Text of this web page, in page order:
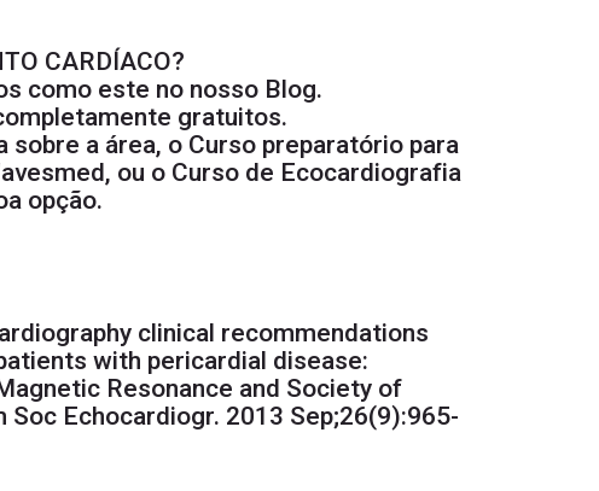
CARDÍACO?
como este no nosso Blog.
gratuitos.
sobre a área, o Curso preparatório para
ou o Curso de Ecocardiografia
opção.
clinical recommendations
with pericardial disease:
Resonance and Society of
Echocardiogr. 2013 Sep;26(9):965-